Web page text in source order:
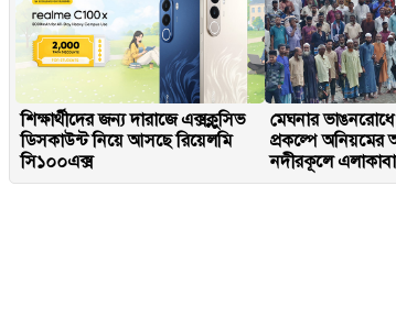
শিক্ষার্থীদের জন্য দারাজে এক্সক্লুসিভ
ডিসকাউন্ট নিয়ে আসছে রিয়েলমি
সি১০০এক্স
মেঘনার
প্রকল্পে অনিয়মের
নদীরকূলে